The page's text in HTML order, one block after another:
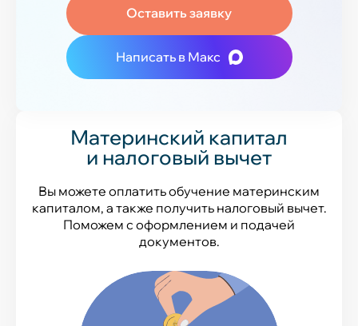
Оставить заявку
Написать в Макс
Материнский капитал
и налоговый вычет
Вы можете оплатить обучение материнским
капиталом, а также получить налоговый вычет.
Поможем с оформлением и подачей
документов.